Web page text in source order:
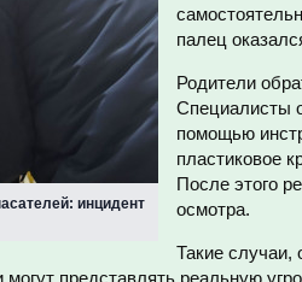
инцидент
палец
Родители
Специалисты
помощью
пластиковое
После этого
осмотра.
Такие случаи,
представлять реальную